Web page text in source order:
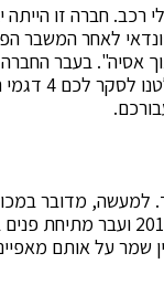
רכב. חברה זו הייתה
עם חברת יונדאי
אסיה". בעבר
בהמשך החלו
למעשה, מדובר
שמר על אותם